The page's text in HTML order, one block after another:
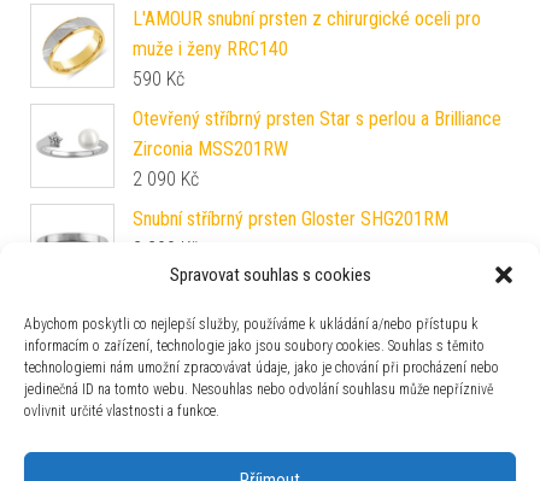
Spravovat souhlas s cookies
Abychom poskytli co nejlepší služby, používáme k ukládání a/nebo přístupu k
informacím o zařízení, technologie jako jsou soubory cookies. Souhlas s těmito
technologiemi nám umožní zpracovávat údaje, jako je chování při procházení nebo
jedinečná ID na tomto webu. Nesouhlas nebo odvolání souhlasu může nepříznivě
ovlivnit určité vlastnosti a funkce.
L'AMOUR snubní prsten z chirurgické oceli pro
muže i ženy RRC140
590 Kč
Otevřený stříbrný prsten Star s perlou a Brilliance
Zirconia MSS201RW
2 090 Kč
Snubní stříbrný prsten Gloster SHG201RM
2 290 Kč
Dámský celostříbrný prsten INFINITY ZTR34754
842Kč
Zlatý prsten Jonet ze žlutého zlata s čirým